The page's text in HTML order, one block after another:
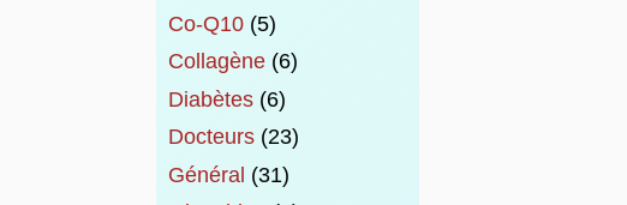
Co-Q10(5)
Collagène(6)
Diabètes(6)
Docteurs(23)
Général (31)